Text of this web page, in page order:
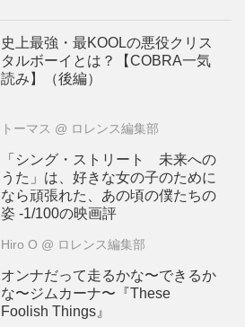
史上最強・最KOOLの悪役クリス
タルボーイとは？【COBRA一気
読み】（後編）
トーマス @ ロレンス編集部
「シング・ストリート 未来への
うた」は、好きな女の子のために
なら頑張れた、あの頃の僕たちの
姿 -1/100の映画評
Hiro O @ ロレンス編集部
オンナだって走るかな〜できるか
な〜ジムカーナ〜『These
Foolish Things』